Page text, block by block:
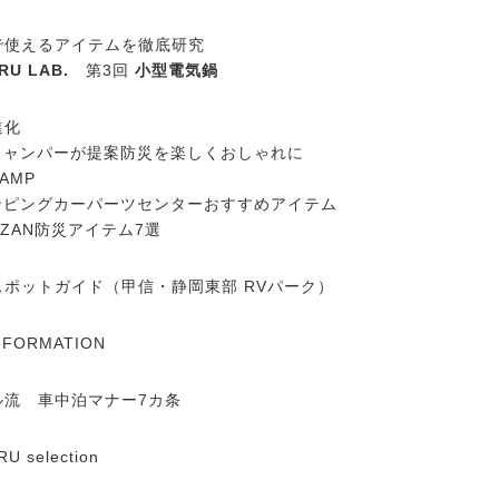
使えるアイテムを徹底研究
LAB.
第3回小型電気鍋
化
ンパーが提案防災を楽しくおしゃれに
ングカーパーツセンターおすすめアイテム
防災アイテム7選
ットガイド（甲信・静岡東部 RVパーク）
流 車中泊マナー7カ条
selection